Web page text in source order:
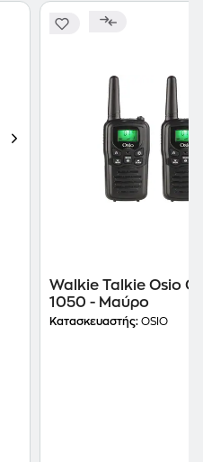
Walkie Talkie Osio
1050 - Μαύρο
Κατασκευαστής: OSIO